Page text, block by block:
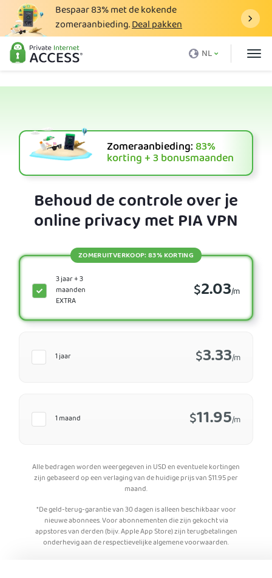
Bespaar83%met de kokende
zomeraanbieding.Deal pakken
NL
Wat is een VPN
Download VPN
VPN-server
Ondersteuning
Zomeraanbieding:83%
korting + 3 bonusmaanden
Behoud de controle over je
online privacy met PIA VPN
1 maand $11.95/m
3 jaar + 3
maanden
EXTRA
$2.03/m
ZOMERUITVERKOOP: 83% KORTING
1 jaar $3.33/m
Alle bedragen worden weergegeven in USD en eventuele kortingen
zijn gebaseerd op een verlaging van de huidige prijs van$11.95per
maand.
*De geld-terug-garantie van 30 dagen is alleen beschikbaar voor
nieuwe abonnees. Voor abonnementen die zijn gekocht via
appstores van derden (bijv. Apple App Store) zijn terugbetalingen
onderhevig aan de respectievelijke algemene voorwaarden.